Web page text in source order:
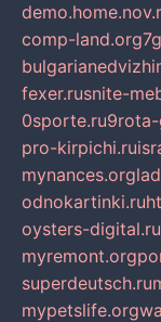
comp-land.org
fexer.rusnite-
0sporte.ru9rota-
pro-kirpichi.ru
mynances.org
odnokartinki.ru
oysters-digital.ru
myremont.org
superdeutsch.ru
mypetslife.org